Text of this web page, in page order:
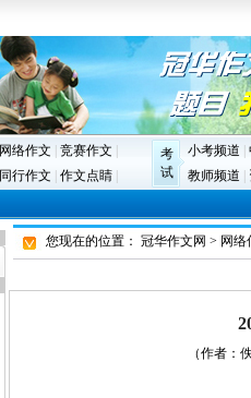
网络作文 竞赛作文
考
试
小考频道
同行作文 作文点睛 教师频道
您现在的位置： 冠华作文网 > 网络
（作者：